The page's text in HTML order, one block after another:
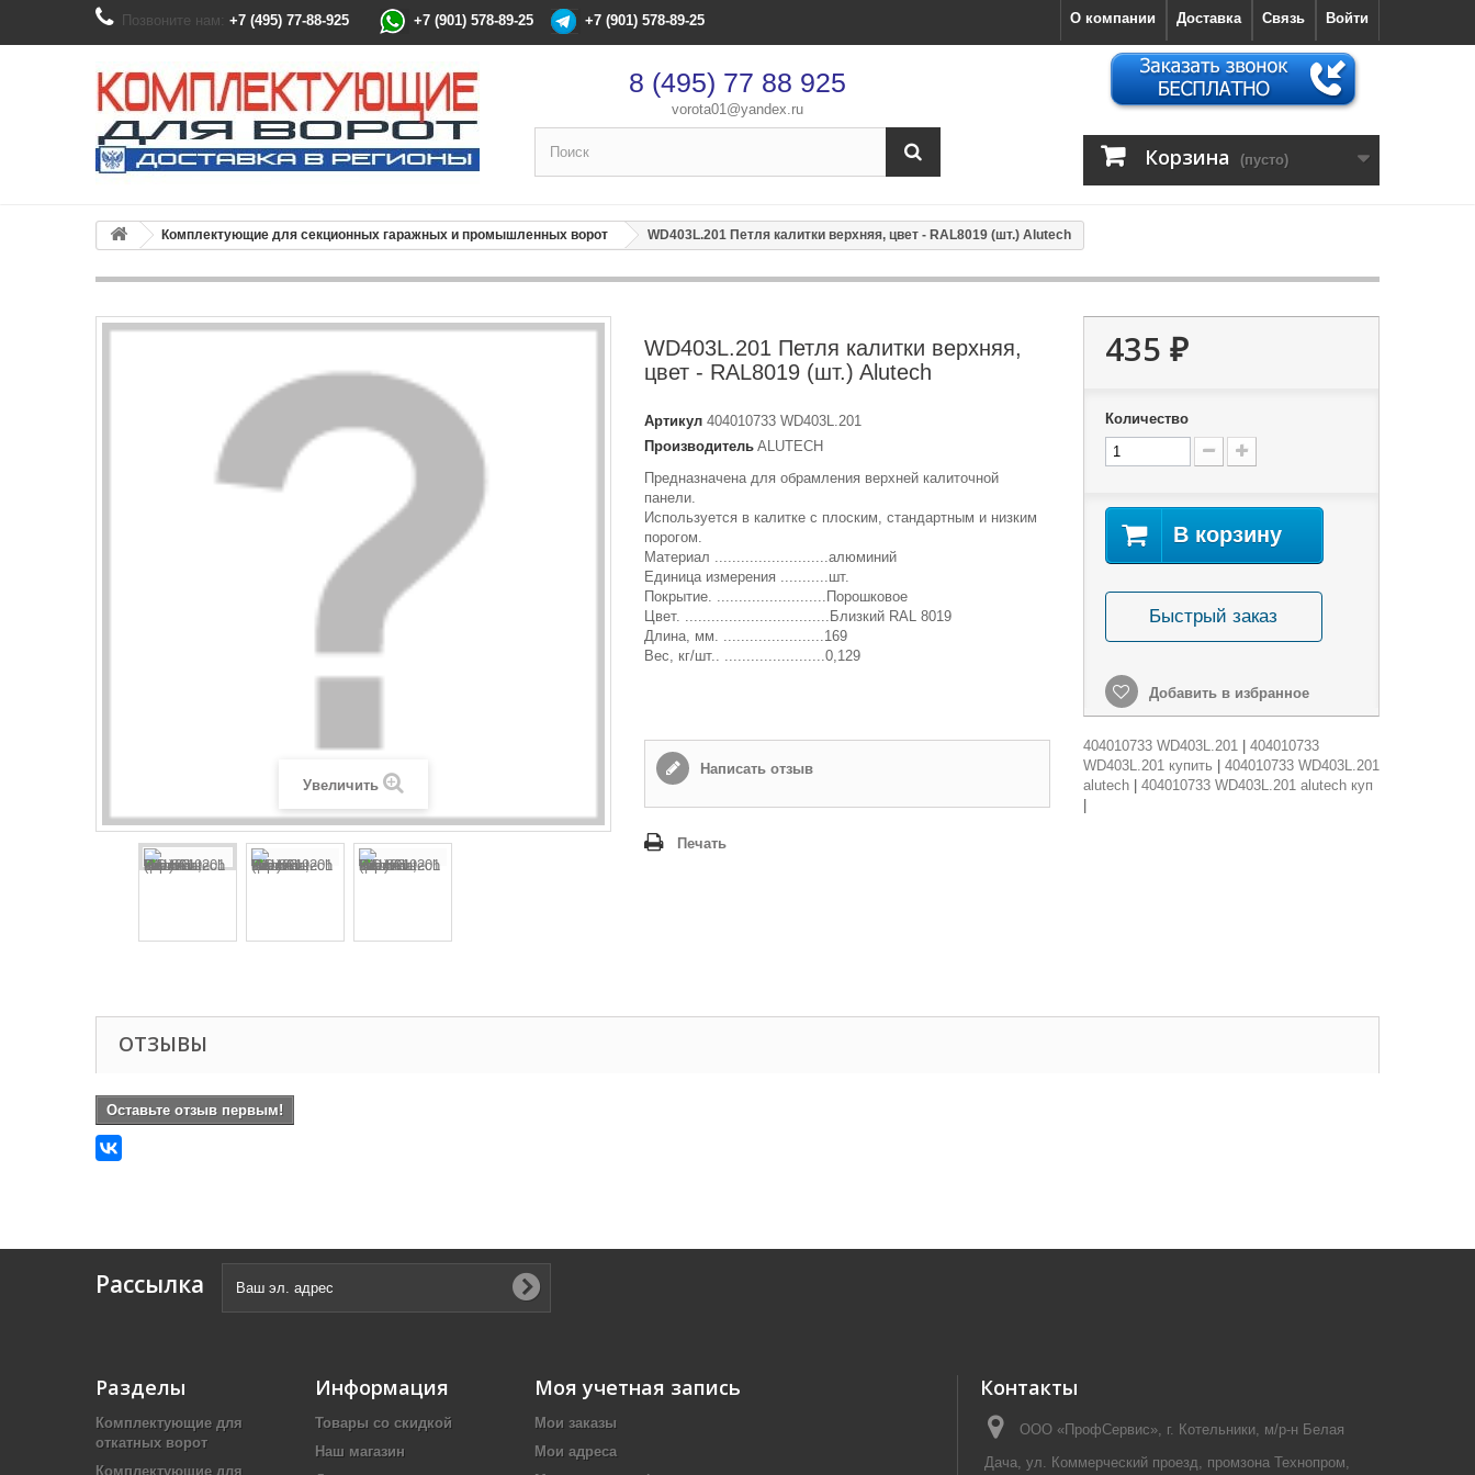
Позвоните нам: +7 (495) 77-88-925 +7 (901) 578-89-25 +7 (901) 578-89-25 Войти
Связь
Доставка
О компании
8 (495) 77 88 925
vorota01@yandex.ru
Корзина (пусто)
Комплектующие для секционных гаражных и промышленных ворот WD403L.201 Петля калитки верхняя, цвет - RAL8019 (шт.) Alutech
Увеличить
WD403L.201 Петля калитки верхняя,
цвет - RAL8019 (шт.) Alutech
Артикул 404010733 WD403L.201
Производитель ALUTECH
Предназначена для обрамления верхней калиточной
панели.
Используется в калитке с плоским, стандартным и низким
порогом.
Материал ..........................алюминий
Единица измерения ...........шт.
Покрытие. .........................Порошковое
Цвет. .................................Близкий RAL 8019
Длина, мм. .......................169
Вес, кг/шт.. .......................0,129
Написать отзыв
Печать
435 ₽
Количество
В корзину
Быстрый заказ
Добавить в избранное
404010733 WD403L.201| 404010733
WD403L.201 купить
404010733 WD403L.201
alutech| 404010733 WD403L.201 alutech куп
ОТЗЫВЫ
Оставьте отзыв первым!
Рассылка
Разделы
Комплектующие для
откатных ворот
Комплектующие для
Информация
Товары со скидкой
Наш магазин
Моя учетная запись
Мои заказы
Мои адреса
Контакты
ООО «ПрофСервис», г. Котельники, м/р-н Белая
Дача, ул. Коммерческий проезд, промзона Технопром,
Оформление заказа ×
После оформления заказа с вами свяжется менеджер
Способ доставки*
Время доставки: стоимость доставки по тарифам СДЭК
оплачивается при получении
Адрес если нужен
Отправить